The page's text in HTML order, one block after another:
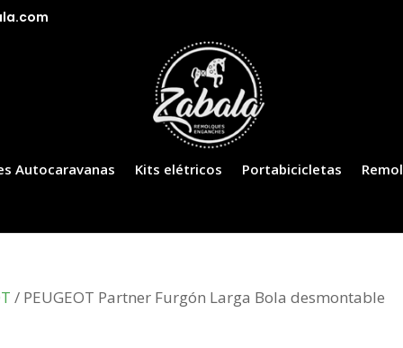
Autocaravanas Kits elétricos Portabicicletas
/ PEUGEOT Partner Furgón Larga Bola desmontable